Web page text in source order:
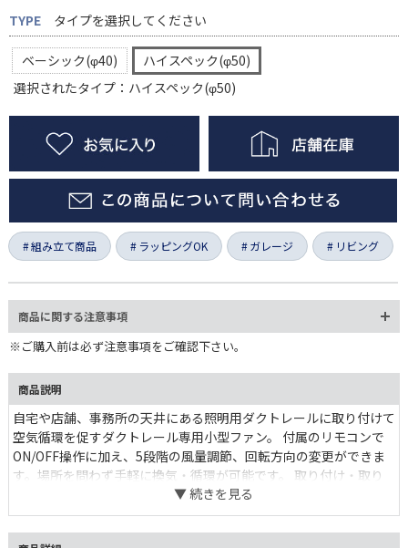
TYPE
タイプを選択してください
ベーシック(φ40)
ハイスペック(φ50)
選択されたタイプ：ハイスペック(φ50)
組み立て商品 ラッピングOK ガレージ リビング
商品に関する注意事項
※ご購入前は必ず注意事項をご確認下さい。
商品説明
自宅や店舗、事務所の天井にある照明用ダクトレールに取り付けて
空気循環を促すダクトレール専用小型ファン。 付属のリモコンで
ON/OFF操作に加え、5段階の風量調節、回転方向の変更ができま
す。場所を問わず手軽に換気・循環が可能です。 取り付け・取り
外しはワンタッチで簡単。 φ50cmとコンパクトかつ軽量なので、
大型シーリングファンの設置が難しい環境や、レストルームといっ
た比較的小さめのお部屋でもお使いいただけます。 気軽に生活環